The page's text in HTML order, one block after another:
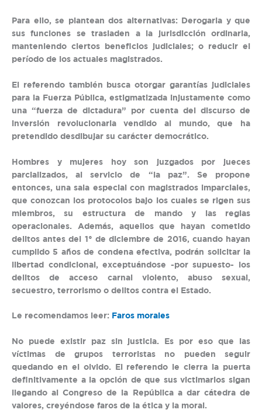
Para ello, se plantean dos alternativas: Derogarla y que
sus funciones se trasladen a la jurisdicción ordinaria,
manteniendo ciertos beneficios judiciales; o reducir el
período de los actuales magistrados.
El referendo también busca otorgar garantías judiciales
para la Fuerza Pública, estigmatizada injustamente como
una “fuerza de dictadura” por cuenta del discurso de
inversión revolucionaria vendido al mundo, que ha
pretendido desdibujar su carácter democrático.
Hombres y mujeres hoy son juzgados por jueces
parcializados, al servicio de “la paz”. Se propone
entonces, una sala especial con magistrados imparciales,
que conozcan los protocolos bajo los cuales se rigen sus
miembros, su estructura de mando y las reglas
operacionales. Además, aquellos que hayan cometido
delitos antes del 1° de diciembre de 2016, cuando hayan
cumplido 5 años de condena efectiva, podrán solicitar la
libertad condicional, exceptuándose -por supuesto- los
delitos de acceso carnal violento, abuso sexual,
secuestro, terrorismo o delitos contra el Estado.
Le recomendamos leer: Faros morales
No puede existir paz sin justicia. Es por eso que las
víctimas de grupos terroristas no pueden seguir
quedando en el olvido. El referendo le cierra la puerta
definitivamente a la opción de que sus victimarios sigan
llegando al Congreso de la República a dar cátedra de
valores, creyéndose faros de la ética y la moral.